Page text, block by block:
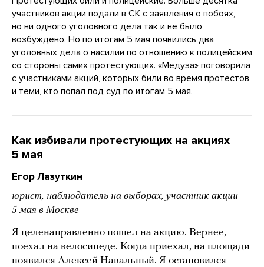
участников акции подали в СК с заявления о побоях,
но ни одного уголовного дела так и не было
возбуждено. Но по итогам 5 мая появились два
уголовных дела о насилии по отношению к полицейским
со стороны самих протестующих. «Медуза» поговорила
с участниками акций, которых били во время протестов,
и теми, кто попал под суд по итогам 5 мая.
Как избивали протестующих на акциях
5 мая
Егор Лазуткин
юрист, наблюдатель на выборах, участник акции
5 мая в Москве
Я целенаправленно пошел на акцию. Вернее,
поехал на велосипеде. Когда приехал, на площади
появился Алексей Навальный. Я остановился